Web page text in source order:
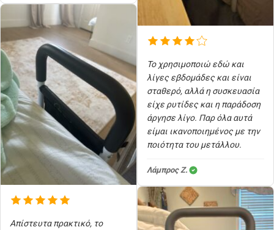
Απίστευτα πρακτικό, το
Το χρησιμοποιώ εδώ και
λίγες εβδομάδες και είναι
σταθερό, αλλά η συσκευασία
είχε ρυτίδες και η παράδοση
άργησε λίγο. Παρ όλα αυτά
είμαι ικανοποιημένος με την
ποιότητα του μετάλλου.
Λάμπρος Ζ.